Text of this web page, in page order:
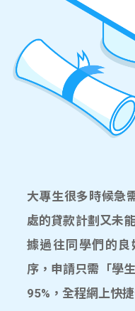
大專生很多時候急
處的貸款計劃又未
據過往同學們的
序，申請只需「學
95%，全程網上快